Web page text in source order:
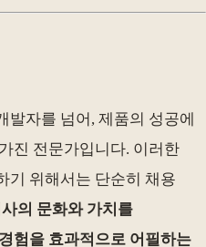
자를 넘어, 제품의 성공에
진 전문가입니다. 이러한
기 위해서는 단순히 채용
의 문화와 가치를
험을 효과적으로 어필하는